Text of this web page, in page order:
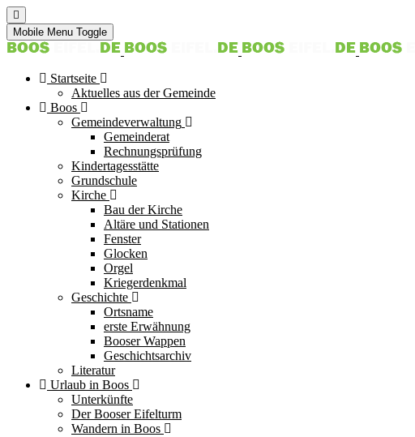
Mobile Menu Toggle
Startseite
Aktuelles aus der Gemeinde
Boos
Gemeindeverwaltung
Gemeinderat
Rechnungsprüfung
Kindertagesstätte
Grundschule
Kirche
Bau der Kirche
Altäre und Stationen
Fenster
Glocken
Orgel
Kriegerdenkmal
Geschichte
Ortsname
erste Erwähnung
Booser Wappen
Geschichtsarchiv
Literatur
Urlaub in Boos
Unterkünfte
Der Booser Eifelturm
Wandern in Boos